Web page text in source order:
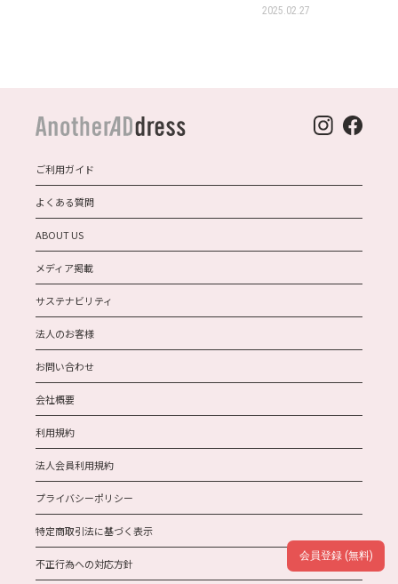
2025.02.27
ご利用ガイド
よくある質問
ABOUT US
メディア掲載
サステナビリティ
法人のお客様
お問い合わせ
会社概要
利用規約
法人会員利用規約
プライバシーポリシー
特定商取引法に基づく表示
不正行為への対応方針
会員登録 (無料)